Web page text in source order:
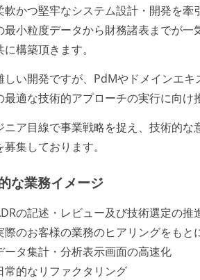
軟かつ堅牢なシステム設計・開発を牽
最小粒度データから財務諸表までが
に構築頂きます。
しい開発ですが、PdMやドメインエ
最適な技術的アプローチの実行に向け
ニア目線で事業戦略を捉え、技術的
募集しております。
な業務イメージ
の記述・レビュー及び技術選定の推
際のお客様の業務のヒアリングをもと
ータ集計・分析表示画面の高速化
常的なリファクタリング